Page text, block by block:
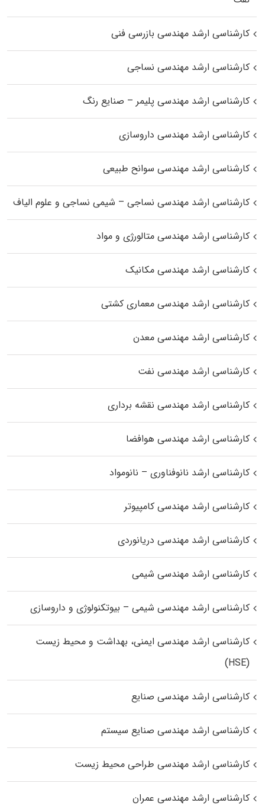
کارشناسی ارشد مهندسی بازرسی فنی
کارشناسی ارشد مهندسی نساجی
کارشناسی ارشد مهندسی پلیمر – صنایع رنگ
کارشناسی ارشد مهندسی داروسازی
کارشناسی ارشد مهندسی سوانح طبیعی
کارشناسی ارشد مهندسی نساجی – شیمی نساجی و علوم الیاف
کارشناسی ارشد مهندسی متالورژی و مواد
کارشناسی ارشد مهندسی مکانیک
کارشناسی ارشد مهندسی معماری کشتی
کارشناسی ارشد مهندسی معدن
کارشناسی ارشد مهندسی نفت
کارشناسی ارشد مهندسی نقشه برداری
کارشناسی ارشد مهندسی هوافضا
کارشناسی ارشد نانوفناوری – نانومواد
کارشناسی ارشد مهندسی کامپیوتر
کارشناسی ارشد مهندسی دریانوردی
کارشناسی ارشد مهندسی شیمی
کارشناسی ارشد مهندسی شیمی – بیوتکنولوژی و داروسازی
کارشناسی ارشد مهندسی ایمنی، بهداشت و محیط زیست
(HSE)
کارشناسی ارشد مهندسی صنایع
کارشناسی ارشد مهندسی صنایع سیستم
کارشناسی ارشد مهندسی طراحی محیط زیست
کارشناسی ارشد مهندسی عمران